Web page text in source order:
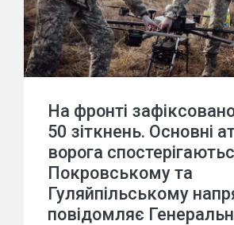
На фронті
50 зіткнень. Основні
ворога
Покровському та
Гуляйпільському
повідомляє